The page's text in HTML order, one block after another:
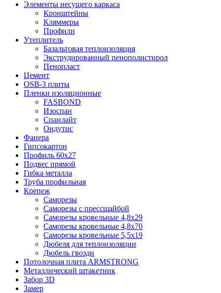
Элементы несущего каркаса
Кронштейны
Кляммеры
Профили
Утеплитель
Базальтовая теплоизоляция
Экструдированный пенополистирол
Пенопласт
Цемент
OSB-3 плиты
Пленки изоляционные
FASBOND
Изоспан
Спанлайт
Ондутис
Фанера
Гипсокартон
Профиль 60х27
Подвес прямой
Гибка металла
Труба профильная
Крепеж
Саморезы
Саморезы с прессшайбой
Саморезы кровельные 4,8х29
Саморезы кровельные 4,8х70
Саморезы кровельные 5,5х19
Дюбеля для теплоизоляции
Дюбель гвозди
Потолочная плита ARMSTRONG
Металлический штакетник
Забор 3D
Замер